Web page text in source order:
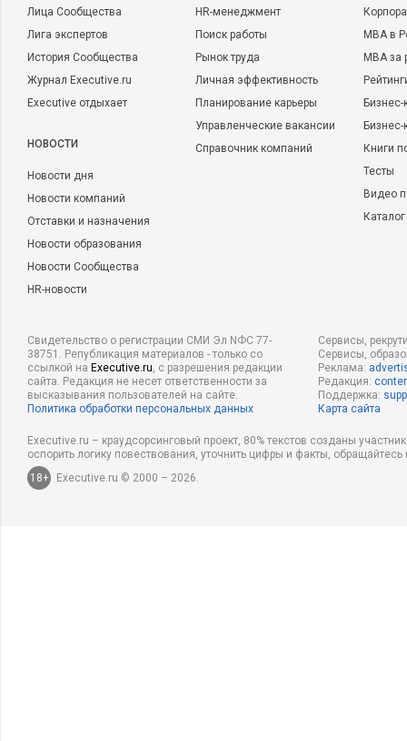
Лица Сообщества
Лига экспертов
История Сообщества
Журнал Executive.ru
Executive отдыхает
НОВОСТИ
Новости дня
Новости компаний
Отставки и назначения
Новости образования
Новости Сообщества
HR-новости
HR-менеджмент
Поиск работы
Рынок труда
Личная эффективность
Планирование карьеры
Управленческие вакансии
Справочник компаний
MBA в
MBA
Бизнес-
Книги
Тесты
Видео
Свидетельство о регистрации СМИ Эл NФС 77-
38751. Републикация материалов - только со
ссылкой на Executive.ru, с разрешения редакции
сайта. Редакция не несет ответственности за
высказывания пользователей на сайте.
Политика обработки персональных данных
Сервисы,
Сервисы,
Реклама:
Редакция:
Поддержка:
Карта сайта
Executive.ru – краудсорсинговый проект, 80% текстов созданы
оспорить логику повествования, уточнить цифры и факты,
18+
Executive.ru © 2000 – 2026.